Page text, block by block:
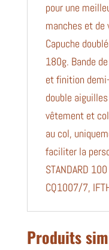
pour une
manches et de
Capuche
180g. Bande
et finition
double
vêtement et
au col,
faciliter la
STANDARD
CQ1007/7,
Produits